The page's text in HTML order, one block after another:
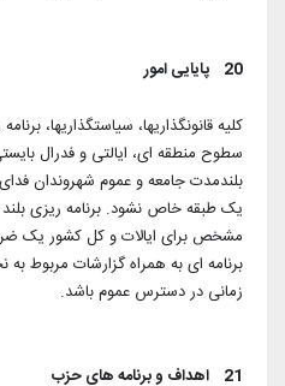
20 پایایی امور
کلیه قانونگذاریها، سیاستگذاریها،
سطوح منطقه ای، ایالتی و فدرال
بلندمدت جامعه و عموم شهروندان
یک طبقه خاص نشود. برنامه ریزی
مشخص برای ایالات و کل کشور یک
برنامه ای به همراه گزارشات مربوط
زمانی در دسترس عموم باشد.
21 اهداف و برنامه های حزب